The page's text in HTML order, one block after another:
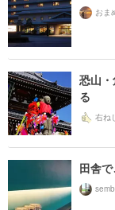
おま
恐山
る
右ね
田舎